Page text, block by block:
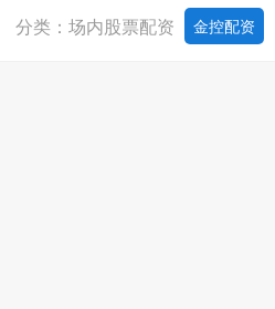
分类：场内股票配资 金控配资